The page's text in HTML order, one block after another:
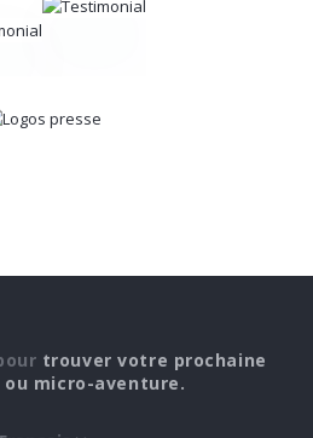
trouver votre prochaine
ou micro-aventure.